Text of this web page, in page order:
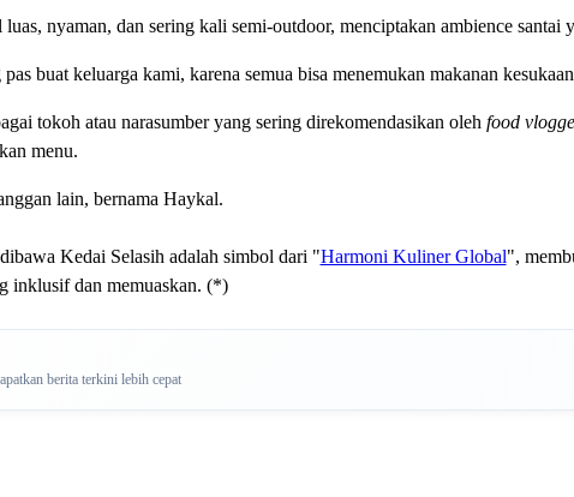
nyaman, dan sering kali semi-outdoor, menciptakan ambience santai
buat keluarga kami, karena semua bisa menemukan makanan
tokoh atau narasumber yang sering direkomendasikan oleh food
menu.
lain, bernama Haykal.
Kedai Selasih adalah simbol dari "Harmoni Kuliner Global",
inklusif dan memuaskan. (*)
berita terkini lebih cepat